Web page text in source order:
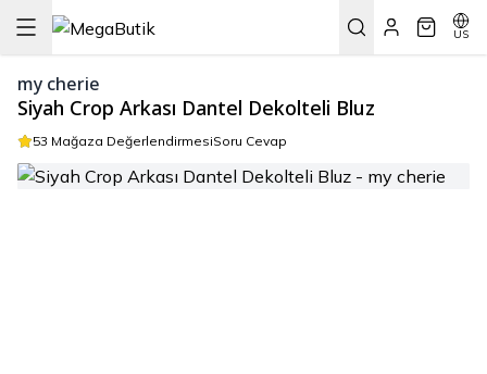
US
my cherie
Siyah Crop Arkası Dantel Dekolteli Bluz
53 Mağaza DeğerlendirmesiSoru Cevap